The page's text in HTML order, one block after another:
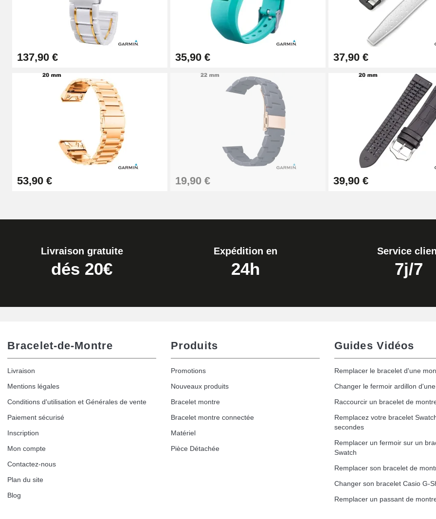
Pince à Poinçonner (pince trou)
57,42 €
Pince Trou pour Bracelet de Montre
10,90 €
Kit Horlogerie Débutant
26,90 €
Boîte Pompe Bracelet Montre - Diamètre 1,50 mm - 8 à 25 mm
Extracteur de Bracelet de Montre Facile
137,90 € 35,90 € 37,90 €
53,90 € 19,90 € 39,90 €
Livraison gratuite
dés 20€
Expédition en
24h
Service
7j/7
Bracelet-de-Montre
Livraison
Mentions légales
Conditions d'utilisation et Générales de vente
Paiement sécurisé
Inscription
Mon compte
Contactez-nous
Plan du site
Blog
Produits
Promotions
Nouveaux produits
Bracelet montre
Bracelet montre connectée
Matériel
Pièce Détachée
Guides Vidéos
Remplacer le bracelet d'une
Changer le fermoir ardillon
Raccourcir un bracelet de
Remplacez votre bracelet
secondes
Remplacer un fermoir sur un
Swatch
Remplacer son bracelet de
Changer son bracelet Casio G-
Remplacer un passant de